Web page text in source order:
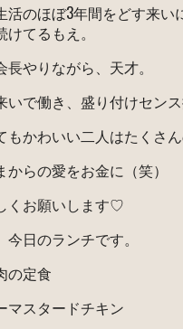
活のほぼ3年間をどす来
けてるもえ。
長やりながら、天才。
いで働き、盛り付けセンス
もかわいい二人はたくさ
からの愛をお金に（笑）
くお願いします♡
今日のランチです。
の定食
マスタードチキン